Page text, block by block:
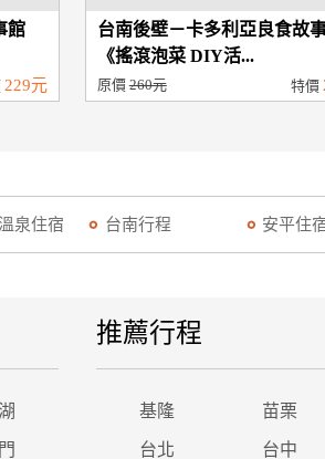
館
229元
台南後壁－卡多利亞良食故
《搖滾泡菜 DIY活...
原價260元 特價
泉住宿 台南行程 安平住
推薦行程
基隆 苗栗
台北 台中